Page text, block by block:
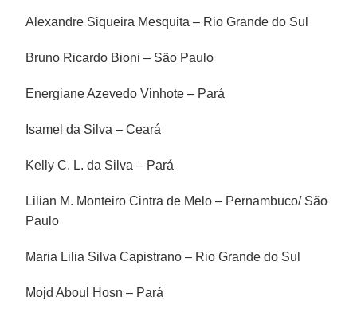
Alexandre Siqueira Mesquita – Rio Grande do Sul
Bruno Ricardo Bioni – São Paulo
Energiane Azevedo Vinhote – Pará
Isamel da Silva – Ceará
Kelly C. L. da Silva – Pará
Lilian M. Monteiro Cintra de Melo – Pernambuco/ São
Paulo
Maria Lilia Silva Capistrano – Rio Grande do Sul
Mojd Aboul Hosn – Pará